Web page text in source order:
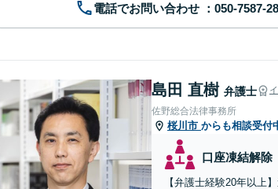
電話でお問い合わせ
島田 直樹 弁護士
佐野総合法律事務所
桜川市 からも相談受付
口座凍結解除
【弁護士経験20年以上